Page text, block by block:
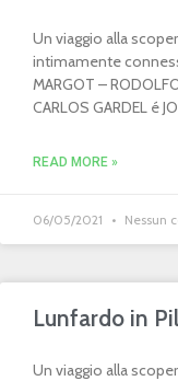
Un viaggio alla
intimamente
MARGOT –
CARLOS GARDEL é
READ MORE »
06/05/2021 Nessun
Lunfardo in
Un viaggio alla